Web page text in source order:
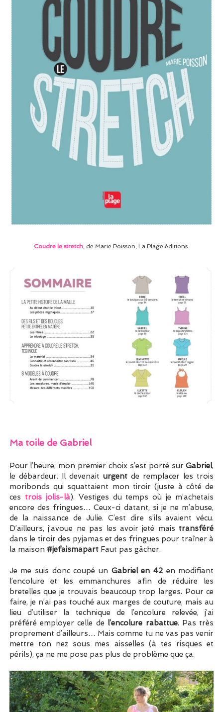
Coudre le stretch, de Marie Poisson, La Plage éditions.
Ma toile de Gabriel
Pour l’heure, mon premier choix s’est porté surGabriel,
le débardeur. Il devenait urgent de remplacer les trois
moribonds qui squattaient mon tiroir (juste à côté de
ces trois jolis-là). Vestiges du temps où je m’achetais
encore des fringues… Ceux-ci datant, si je ne m’abuse,
de la naissance de Julie. C’est dire s’ils avaient vécu.
D’ailleurs, j’avoue ne pas les avoir jeté mais transféré
dans le tiroir des pyjamas et des fringues pour traîner à
la maison #jefaismapartFaut pas gâcher.
Je me suis donc coupé un Gabriel en 42 en modifiant
l’encolure et les emmanchures afin de réduire les
bretelles que je trouvais beaucoup trop larges. Pour ce
faire, je n’ai pas touché aux marges de couture, mais au
lieu d’utiliser la technique de l’encolure relevée, j’ai
préféré employer celle de l’encolure rabattue. Pas très
proprement d’ailleurs… Mais comme tu ne vas pas venir
mettre ton nez sous mes aisselles (à tes risques et
périls), ça ne me pose pas plus de problème que ça.